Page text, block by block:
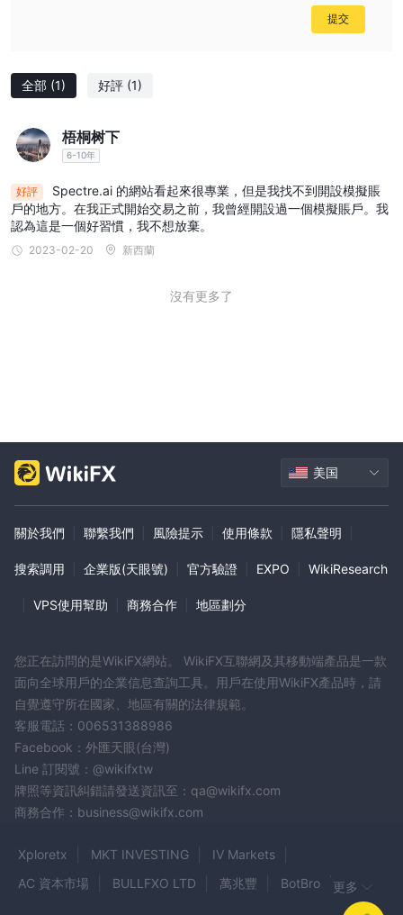
全部 (1) 好評 (1)
梧桐树下
6-10年
好評
Spectre.ai 的網站看起來很專業，但是我找不到開設模擬賬
戶的地方。在我正式開始交易之前，我曾經開設過一個模擬賬戶。我
認為這是一個好習慣，我不想放棄。
2023-02-20 新西蘭
沒有更多了
提交
美国
關於我們 聯繫我們 風險提示 使用條款 隱私聲明
搜索調用 企業版(天眼號) 官方驗證 EXPO WikiResearch
VPS使用幫助 商務合作 地區劃分
您正在訪問的是WikiFX網站。 WikiFX互聯網及其移動端產品是一款
面向全球用戶的企業信息查詢工具。用戶在使用WikiFX產品時，請
自覺遵守所在國家、地區有關的法律規範。
客服電話：006531388986
Facebook：外匯天眼(台灣)
Line 訂閱號：@wikifxtw
牌照等資訊糾錯請發送資訊至：qa@wikifx.com
商務合作：business@wikifx.com
Xploretx MKT INVESTING
IV Markets
AC 資本市場
BULLFXO LTD 萬兆豐
BotBro
GRD
更多